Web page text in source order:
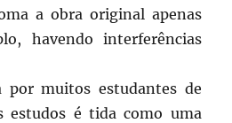
a obra original apenas
havendo interferências
por muitos estudantes de
estudos é tida como uma